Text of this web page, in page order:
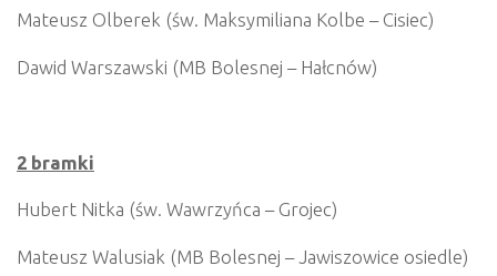
Mateusz Olberek (św. Maksymiliana Kolbe – Cisiec)
Dawid Warszawski (MB Bolesnej – Hałcnów)
2 bramki
Hubert Nitka (św. Wawrzyńca – Grojec)
Mateusz Walusiak (MB Bolesnej – Jawiszowice osiedle)